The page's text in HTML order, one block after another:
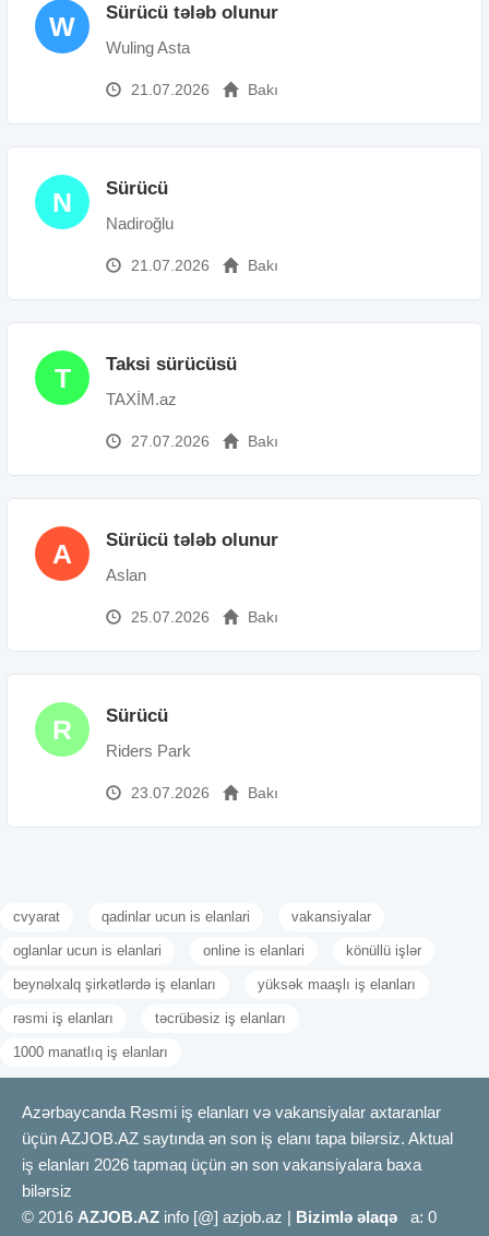
W Sürücü tələb olunur
Wuling Asta
21.07.2026 Bakı
N Sürücü
Nadiroğlu
21.07.2026 Bakı
T Taksi sürücüsü
TAXİM.az
27.07.2026 Bakı
A Sürücü tələb olunur
Aslan
25.07.2026 Bakı
R Sürücü
Riders Park
23.07.2026 Bakı
cvyarat qadinlar ucun is elanlari vakansiyalar
oglanlar ucun is elanlari online is elanlari könüllü işlər
beynəlxalq şirkətlərdə iş elanları yüksək maaşlı iş elanları
rəsmi iş elanları təcrübəsiz iş elanları
1000 manatlıq iş elanları
Azərbaycanda Rəsmi iş elanları və vakansiyalar axtaranlar
üçün AZJOB.AZ saytında ən son iş elanı tapa bilərsiz. Aktual
iş elanları 2026 tapmaq üçün ən son vakansiyalara baxa
bilərsiz
© 2016 AZJOB.AZ info [@] azjob.az | Bizimlə əlaqə a: 0